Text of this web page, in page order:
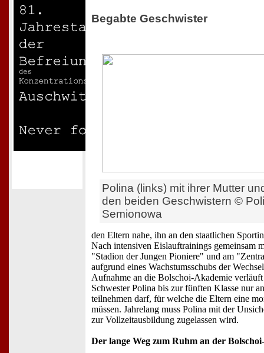
Begabte Geschwister
Polina (links) mit ihrer Mutter
den beiden Geschwistern ©
Semionowa
den Eltern nahe, ihn an den staatlichen
Nach intensiven Eislauftrainings gemeinsam
"Stadion der Jungen Pioniere" und am
aufgrund eines Wachstumsschubs der
Aufnahme an die Bolschoi-Akademie
Schwester Polina bis zur fünften Klasse nur
teilnehmen darf, für welche die Eltern eine
müssen. Jahrelang muss Polina mit der
zur Vollzeitausbildung zugelassen wird.
Der lange Weg zum Ruhm an der